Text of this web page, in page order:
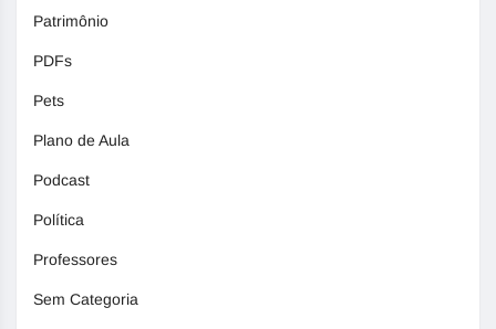
Patrimônio
PDFs
Pets
Plano de Aula
Podcast
Política
Professores
Sem Categoria